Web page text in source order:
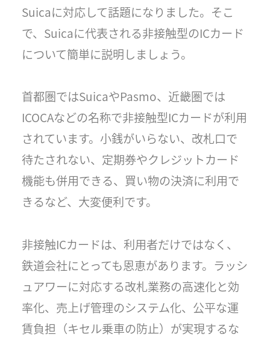
Suicaに対応して話題になりました。そこ
で、Suicaに代表される非接触型のICカード
について簡単に説明しましょう。
首都圏ではSuicaやPasmo、近畿圏では
ICOCAなどの名称で非接触型ICカードが利用
されています。小銭がいらない、改札口で
待たされない、定期券やクレジットカード
機能も併用できる、買い物の決済に利用で
きるなど、大変便利です。
非接触ICカードは、利用者だけではなく、
鉄道会社にとっても恩恵があります。ラッシ
ュアワーに対応する改札業務の高速化と効
率化、売上げ管理のシステム化、公平な運
賃負担（キセル乗車の防止）が実現するな